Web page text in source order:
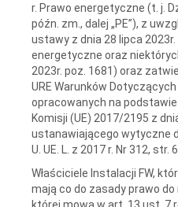
r. Prawo energetyczne (t. j.
późn. zm., dalej „PE”), z
ustawy z dnia 28 lipca
energetyczne oraz
2023r. poz. 1681) oraz
URE Warunków
opracowanych na
Komisji (UE) 2017/2195 z
ustanawiającego wytyczne
U. UE. L. z 2017 r. Nr 312, str.
Właściciele Instalacji FW,
mają co do zasady prawo
której mowa w art. 13 ust. 7